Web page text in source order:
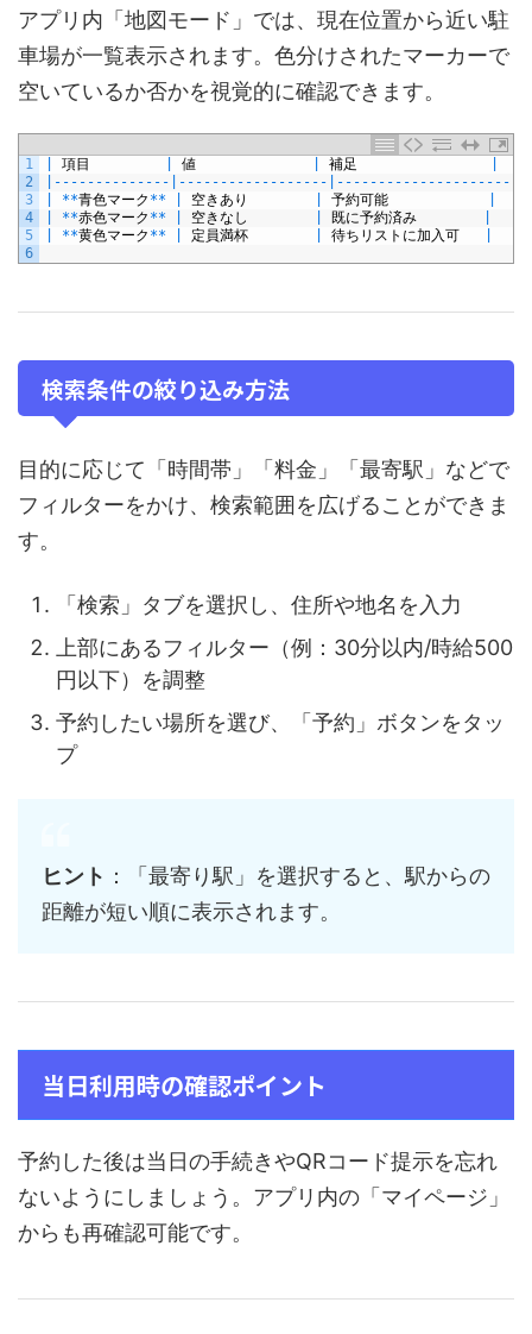
アプリ内「地図モード」では、現在位置から近い駐
車場が一覧表示されます。色分けされたマーカーで
空いているか否かを視覚的に確認できます。
1
2
3
4
5
6
項目 値 補足
-- -- -- -- -- -- -- -- -- -- -- -- -- -- -- -- -- -- -- -- -- -- -- -- -- -- -
**青色マーク ** 空きあり 予約可能
**赤色マーク ** 空きなし 既に予約済み
**黄色マーク ** 定員満杯 待ちリストに加入可
検索条件の絞り込み方法
目的に応じて「時間帯」「料金」「最寄駅」などで
フィルターをかけ、検索範囲を広げることができま
す。
「検索」タブを選択し、住所や地名を入力
上部にあるフィルター（例：30分以内/時給500
円以下）を調整
予約したい場所を選び、「予約」ボタンをタッ
プ
ヒント ：「最寄り駅」を選択すると、駅からの
距離が短い順に表示されます。
当日利用時の確認ポイント
予約した後は当日の手続きやQRコード提示を忘れ
ないようにしましょう。アプリ内の「マイページ」
からも再確認可能です。